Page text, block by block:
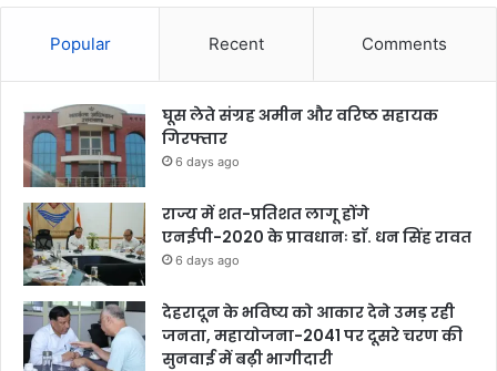
Popular Recent Comments
घूस लेते संग्रह अमीन और वरिष्ठ सहायक
गिरफ्तार
6 days ago
राज्य में शत-प्रतिशत लागू होंगे
एनईपी-2020 के प्रावधानः डाॅ. धन सिंह रावत
6 days ago
देहरादून के भविष्य को आकार देने उमड़ रही
जनता, महायोजना-2041 पर दूसरे चरण की
सुनवाई में बढ़ी भागीदारी